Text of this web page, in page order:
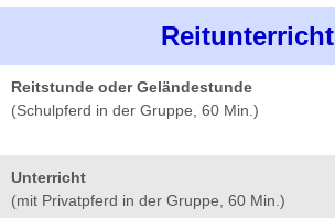
Reitunterricht
Reitstunde oder Geländestunde
(Schulpferd in der Gruppe, 60 Min.)
Unterricht
(mit Privatpferd in der Gruppe, 60 Min.)